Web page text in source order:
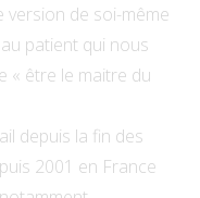
de soi-même
patient qui nous
« être le maitre du
depuis la fin des
2001 en France